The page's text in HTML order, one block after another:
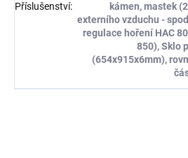
Příslušenství:
kámen, mastek
externího vzduchu -
regulace hoření HAC
850), Sklo
(654x915x6mm),